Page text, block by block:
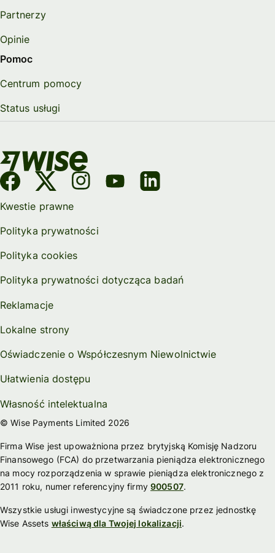
Partnerzy
Opinie
Pomoc
Centrum pomocy
Status usługi
Kwestie prawne
Polityka prywatności
Polityka cookies
Polityka prywatności dotycząca badań
Reklamacje
Lokalne strony
Oświadczenie o Współczesnym Niewolnictwie
Ułatwienia dostępu
Własność intelektualna
© Wise Payments Limited 2026
Firma Wise jest upoważniona przez brytyjską Komisję Nadzoru
Finansowego (FCA) do przetwarzania pieniądza elektronicznego
na mocy rozporządzenia w sprawie pieniądza elektronicznego z
2011 roku, numer referencyjny firmy900507.
Wszystkie usługi inwestycyjne są świadczone przez jednostkę
Wise Assets właściwą dla Twojej lokalizacji.